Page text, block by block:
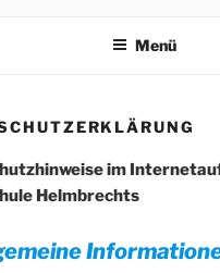
Menü
im
Helmbrechts